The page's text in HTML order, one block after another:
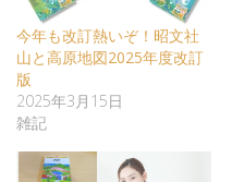
今年も改訂熱いぞ！昭文社
山と高原地図2025年度改訂
版
2025年3月15日
雑記